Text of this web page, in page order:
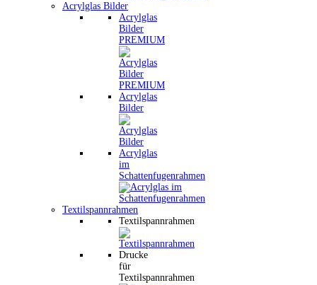
Acrylglas Bilder
Acrylglas
Bilder
PREMIUM
Acrylglas
Bilder
Acrylglas
im
Schattenfugenrahmen
Textilspannrahmen
Textilspannrahmen
Drucke
für
Textilspannrahmen